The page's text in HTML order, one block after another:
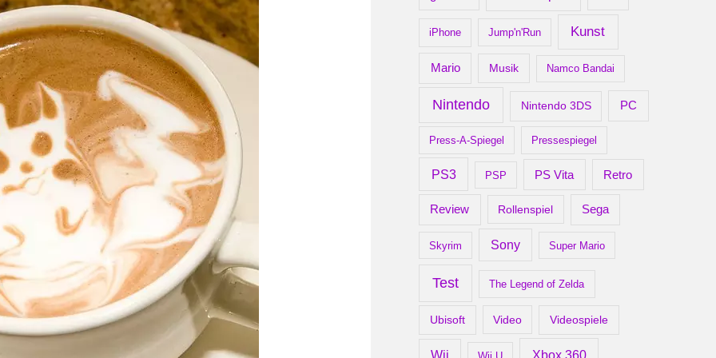
iPhone Jump'n'Run Kunst
Mario Musik Namco Bandai
Nintendo Nintendo 3DS PC
Press-A-Spiegel Pressespiegel
PS3 PSP PS Vita Retro
Review Rollenspiel Sega
Skyrim Sony Super Mario
Test The Legend of Zelda
Ubisoft Video Videospiele
Wii Xbox 360